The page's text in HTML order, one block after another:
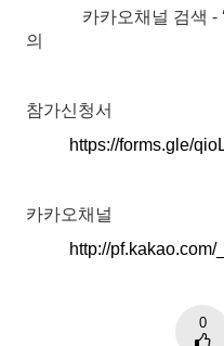
카카오채널 검색 - ‘
의
참가신청서
https://forms.gle/
카카오채널
http://pf.kakao.com/
0